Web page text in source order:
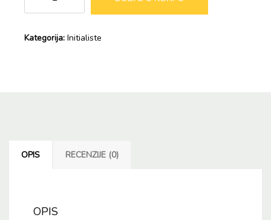
za
količina
Kategorija: Initialiste
OPIS RECENZIJE (0)
OPIS